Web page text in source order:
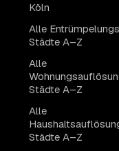
Köln
Alle
Städte A–Z
Alle
Städte A–Z
Alle
Städte A–Z